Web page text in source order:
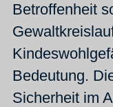
Betroffenheit
Bedeutung.
Sicherheit im